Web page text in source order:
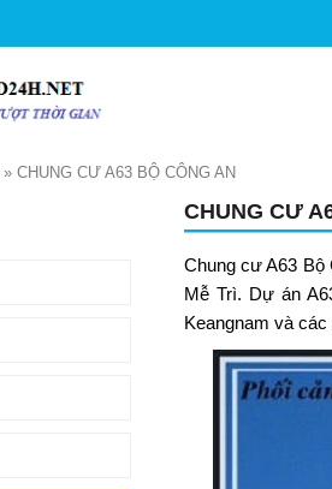
» CHUNG CƯ A63 BỘ CÔNG AN
CHUNG CƯ
Chung cư A63 Bộ
Mễ Trì. Dự án
Keangnam và